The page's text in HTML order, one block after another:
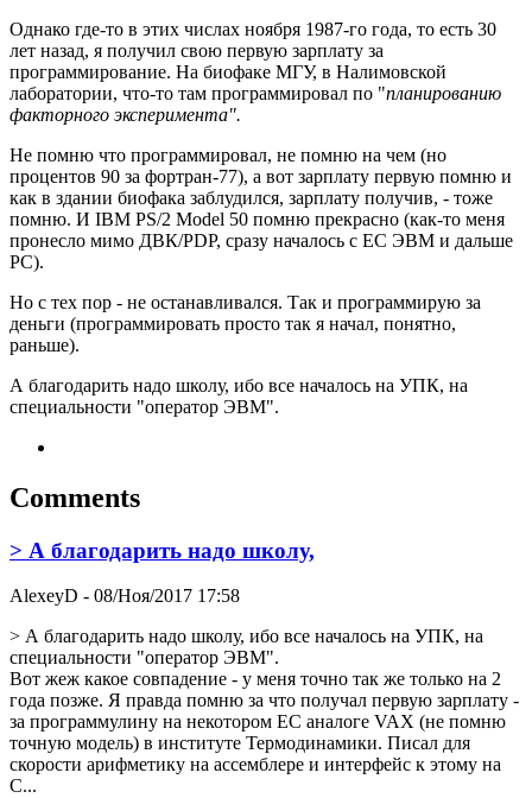
Однако где-то в этих числах ноября 1987-го года, то есть 30
лет назад, я получил свою первую зарплату за
программирование. На биофаке МГУ, в Налимовской
лаборатории, что-то там программировал по "планированию
факторного эксперимента".
Не помню что программировал, не помню на чем (но
процентов 90 за фортран-77), а вот зарплату первую помню и
как в здании биофака заблудился, зарплату получив, - тоже
помню. И IBM PS/2 Model 50 помню прекрасно (как-то меня
пронесло мимо ДВК/PDP, сразу началось с ЕС ЭВМ и дальше
PC).
Но с тех пор - не останавливался. Так и программирую за
деньги (программировать просто так я начал, понятно,
раньше).
А благодарить надо школу, ибо все началось на УПК, на
специальности "оператор ЭВМ".
Comments
> А благодарить надо школу,
AlexeyD - 08/Ноя/2017 17:58
> А благодарить надо школу, ибо все началось на УПК, на
специальности "оператор ЭВМ".
Вот жеж какое совпадение - у меня точно так же только на 2
года позже. Я правда помню за что получал первую зарплату -
за программулину на некотором ЕС аналоге VAX (не помню
точную модель) в институте Термодинамики. Писал для
скорости арифметику на ассемблере и интерфейс к этому на
С...